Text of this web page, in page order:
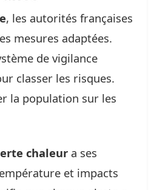
, les autorités françaises
mesures adaptées.
de vigilance
classer les risques.
la population sur les
chaleur a ses
et impacts